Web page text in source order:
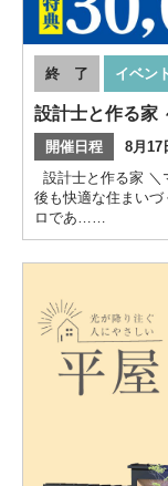
終 了 イベン
設計士と作る家
開催日程
8月17
設計士と作る家
後も快適な住まい
ロであ……